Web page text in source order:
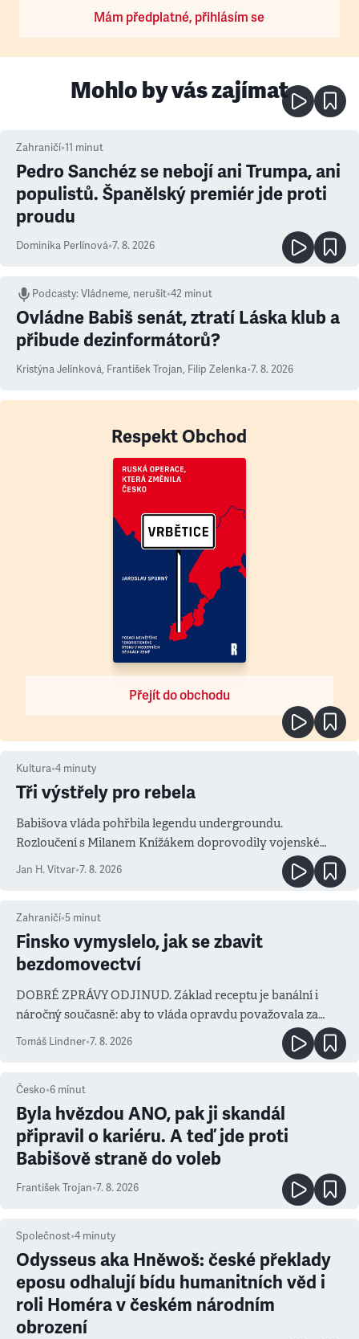
Mám předplatné, přihlásím se
Mohlo by vás zajímat
Zahraničí•11 minut
Pedro Sanchéz se nebojí ani Trumpa, ani
populistů. Španělský premiér jde proti
proudu
Dominika Perlínová•7. 8. 2026
Podcasty:Vládneme, nerušit•42 minut
Ovládne Babiš senát, ztratí Láska klub a
přibude dezinformátorů?
Kristýna Jelínková, František Trojan, Filip Zelenka•7. 8. 2026
Respekt Obchod
Přejít do obchodu
Kultura•4 minuty
Tři výstřely pro rebela
Babišova vláda pohřbila legendu undergroundu.
Rozloučení s Milanem Knížákem doprovodily vojenské
salvy i kritika pokrokářů
Jan H. Vitvar•7. 8. 2026
Zahraničí•5 minut
Finsko vymyslelo, jak se zbavit
bezdomovectví
DOBRÉ ZPRÁVY ODJINUD. Základ receptu je banální i
náročný současně: aby to vláda opravdu považovala za
prioritu
Tomáš Lindner•7. 8. 2026
Česko•6 minut
Byla hvězdou ANO, pak ji skandál
připravil o kariéru. A teď jde proti
Babišově straně do voleb
František Trojan•7. 8. 2026
Společnost•4 minuty
Odysseus aka Hněwoš: české překlady
eposu odhalují bídu humanitních věd i
roli Homéra v českém národním
obrození